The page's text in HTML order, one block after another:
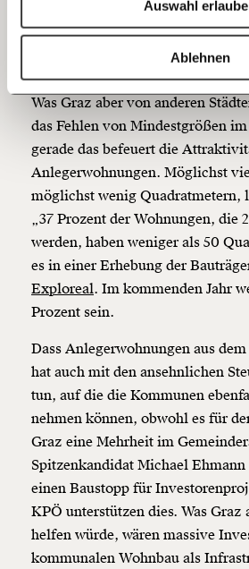
Auswahl
Ablehnen
20€
60€
150€
Ich möchte meine Spende
Du erhältst eine E-Mail mit
Geschenkurkunde im PDF-
ausdrucken oder weiterleiten
kannst.
https://www.moment.at/story/wahlkampf-leistbares-wohnen-ist-graz-luxus/
beim Land, wie bei der
der Mitsprache des
oder auf Bundesebene, wie bei
Besteuerung von Leerstand.
Was Graz aber von anderen
das Fehlen von Mindestgrößen
gerade das befeuert die
Anlegerwohnungen. Möglichst
möglichst wenig Quadratmetern,
„37 Prozent der Wohnungen, die
werden, haben weniger als 50
es in einer Erhebung der
Exploreal. Im kommenden Jahr
Prozent sein.
Dass Anlegerwohnungen aus
hat auch mit den ansehnlichen
tun, auf die die Kommunen
nehmen können, obwohl es für
Graz eine Mehrheit im
Spitzenkandidat Michael
einen Baustopp für
KPÖ unterstützen dies. Was Graz
helfen würde, wären massive
kommunalen Wohnbau als